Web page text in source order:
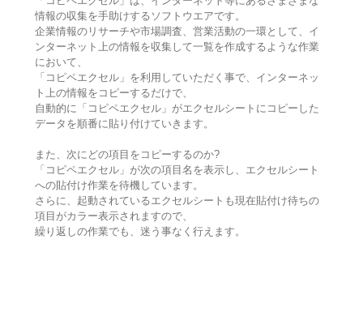
情報の収集を手助けするソフトウエアです。
企業情報のリサーチや市場調査、営業活動の一環として、イ
ンターネット上の情報を収集して一覧を作成するような作業
において、
「コピペエクセル」を利用していただく事で、インターネッ
ト上の情報をコピーするだけで、
自動的に「コピペエクセル」がエクセルシートにコピーした
データを順番に貼り付けていきます。
また、次にどの項目をコピーするのか?
「コピペエクセル」が次の項目名を表示し、エクセルシート
への貼付け作業を待機しています。
さらに、起動されているエクセルシートも現在貼付け待ちの
項目がカラー表示されますので、
繰り返しの作業でも、迷う事なく行えます。